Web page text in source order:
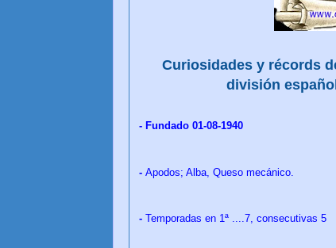
Curiosidades y récords
división
- Fundado 01-08-1940
- Apodos; Alba, Queso mecánico.
- Temporadas en 1ª ....7, consecutivas 5